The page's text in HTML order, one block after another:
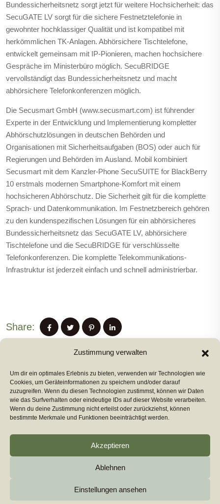
Zustimmung verwalten
Um dir ein optimales Erlebnis zu bieten, verwenden wir Technologien wie
Cookies, um Geräteinformationen zu speichern und/oder darauf
zuzugreifen. Wenn du diesen Technologien zustimmst, können wir Daten
wie das Surfverhalten oder eindeutige IDs auf dieser Website verarbeiten.
Wenn du deine Zustimmung nicht erteilst oder zurückziehst, können
bestimmte Merkmale und Funktionen beeinträchtigt werden.
Akzeptieren
Ablehnen
Einstellungen ansehen
Bundessicherheitsnetz sorgt jetzt für weitere Hochsicherheit: das
SecuGATE LV sorgt für die sichere Festnetztelefonie in
gewohnter hochklassiger Qualität und ist kompatibel mit
herkömmlichen TK-Anlagen. Abhörsichere Tischtelefone,
entwickelt gemeinsam mit IP-Pionieren, machen hochsichere
Gespräche im Ministerbüro möglich. SecuBRIDGE
vervollständigt das Bundessicherheitsnetz und macht
abhörsichere Telefonkonferenzen möglich.
Die Secusmart GmbH (www.secusmart.com) ist führender
Experte in der Entwicklung und Implementierung kompletter
Abhörschutzlösungen in deutschen Behörden und
Organisationen mit Sicherheitsaufgaben (BOS) oder auch für
Regierungen und Behörden im Ausland. Mobil kombiniert
Secusmart mit dem Kanzler-Phone SecuSUITE for BlackBerry
10 erstmals modernen Smartphone-Komfort mit einem
hochsicheren Abhörschutz. Die Sicherheit gilt für die komplette
Sprach- und Datenkommunikation. Im Festnetzbereich gehören
zu den kundenspezifischen Lösungen für ein abhörsicheres
Bundessicherheitsnetz das SecuGATE LV, abhörsichere
Tischtelefone und die SecuBRIDGE für verschlüsselte
Telefonkonferenzen. Die komplette Telekommunikations-
Infrastruktur ist jederzeit einfach und schnell administrierbar.
Share:
PREVIUS POST
NEXT POST
euromarcomAll Rights Reserved by